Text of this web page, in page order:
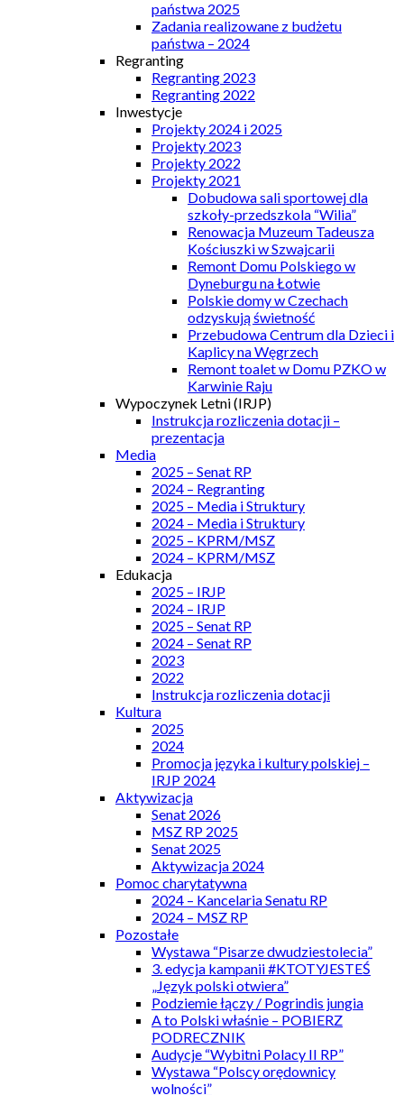
państwa 2025
Zadania realizowane z budżetu
państwa – 2024
Regranting
Regranting 2023
Regranting 2022
Inwestycje
Projekty 2024 i 2025
Projekty 2023
Projekty 2022
Projekty 2021
Dobudowa sali sportowej dla
szkoły-przedszkola “Wilia”
Renowacja Muzeum Tadeusza
Kościuszki w Szwajcarii
Remont Domu Polskiego w
Dyneburgu na Łotwie
Polskie domy w Czechach
odzyskują świetność
Przebudowa Centrum dla Dzieci i
Kaplicy na Węgrzech
Remont toalet w Domu PZKO w
Karwinie Raju
Wypoczynek Letni (IRJP)
Instrukcja rozliczenia dotacji –
prezentacja
Media
2025 – Senat RP
2024 – Regranting
2025 – Media i Struktury
2024 – Media i Struktury
2025 – KPRM/MSZ
2024 – KPRM/MSZ
Edukacja
2025 – IRJP
2024 – IRJP
2025 – Senat RP
2024 – Senat RP
2023
2022
Instrukcja rozliczenia dotacji
Kultura
2025
2024
Promocja języka i kultury polskiej –
IRJP 2024
Aktywizacja
Senat 2026
MSZ RP 2025
Senat 2025
Aktywizacja 2024
Pomoc charytatywna
2024 – Kancelaria Senatu RP
2024 – MSZ RP
Pozostałe
Wystawa “Pisarze dwudziestolecia”
3. edycja kampanii #KTOTYJESTEŚ
„Język polski otwiera”
Podziemie łączy / Pogrindis jungia
A to Polski właśnie – POBIERZ
PODRECZNIK
Audycje “Wybitni Polacy II RP”
Wystawa “Polscy orędownicy
wolności”